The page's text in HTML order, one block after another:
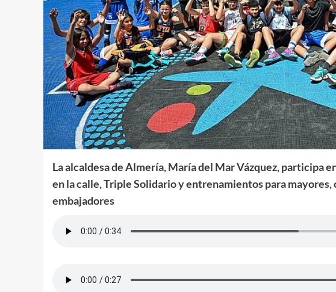
La alcaldesa de Almería, María del Mar Vázquez, participa
en la calle, Triple Solidario y entrenamientos para
embajadores